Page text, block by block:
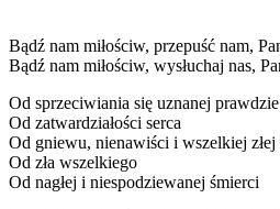
Bądź nam miłościw, przepuść nam,
Bądź nam miłościw, wysłuchaj nas,
Od sprzeciwiania się uznanej
Od zatwardziałości serca
Od gniewu, nienawiści i wszelkiej
Od zła wszelkiego
Od nagłej i niespodziewanej śmierci